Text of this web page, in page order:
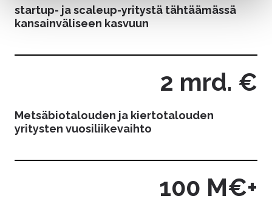
cookie consent banner.
startup- ja scaleup-yritystä tähtäämässä
kansainväliseen kasvuun
2 mrd. €
Metsäbiotalouden ja kiertotalouden
yritysten vuosiliikevaihto
100 M€+